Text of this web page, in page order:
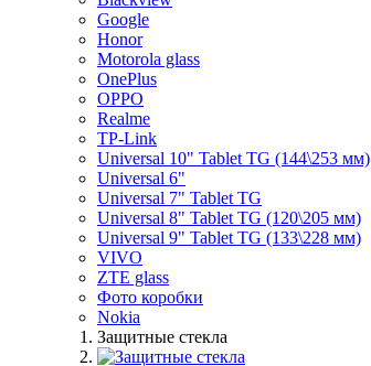
Google
Honor
Motorola glass
OnePlus
OPPO
Realme
TP-Link
Universal 10" Tablet TG (144\253 мм)
Universal 6"
Universal 7" Tablet TG
Universal 8" Tablet TG (120\205 мм)
Universal 9" Tablet TG (133\228 мм)
VIVO
ZTE glass
Фото коробки
Nokia
Защитные стекла